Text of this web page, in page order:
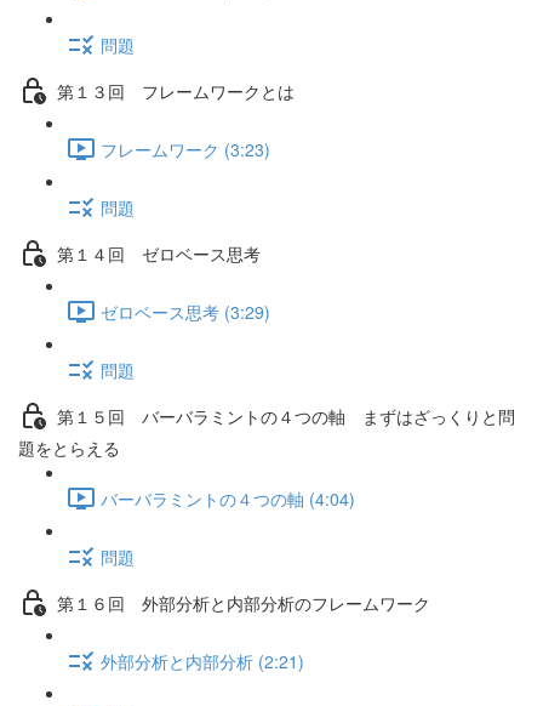
問題
第１３回 フレームワークとは
フレームワーク (3:23)
問題
第１４回 ゼロベース思考
ゼロベース思考 (3:29)
問題
第１５回 バーバラミントの４つの軸 まずはざっくりと問
題をとらえる
バーバラミントの４つの軸 (4:04)
問題
第１６回 外部分析と内部分析のフレームワーク
外部分析と内部分析 (2:21)